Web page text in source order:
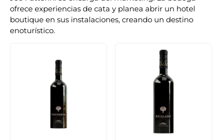
ofrece experiencias de cata y planea abrir un hotel
boutique en sus instalaciones, creando un destino
enoturístico.